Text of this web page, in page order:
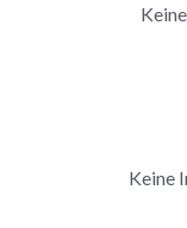
Keine